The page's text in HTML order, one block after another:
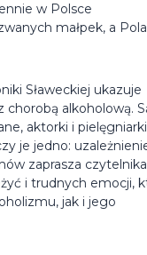
w Polsce
małpek, a
Sławeckiej ukazuje
alkoholową.
aktorki i
je jedno:
zaprasza
i trudnych emocji,
jak i jego